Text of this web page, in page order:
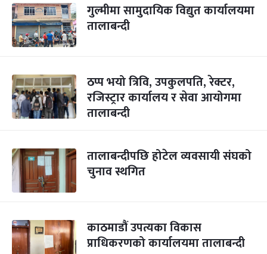
गुल्मीमा सामुदायिक विद्युत कार्यालयमा
तालाबन्दी
ठप्प भयो त्रिवि, उपकुलपति, रेक्टर,
रजिस्ट्रार कार्यालय र सेवा आयोगमा
तालाबन्दी
तालाबन्दीपछि होटेल व्यवसायी संघको
चुनाव स्थगित
काठमाडौं उपत्यका विकास
प्राधिकरणको कार्यालयमा तालाबन्दी